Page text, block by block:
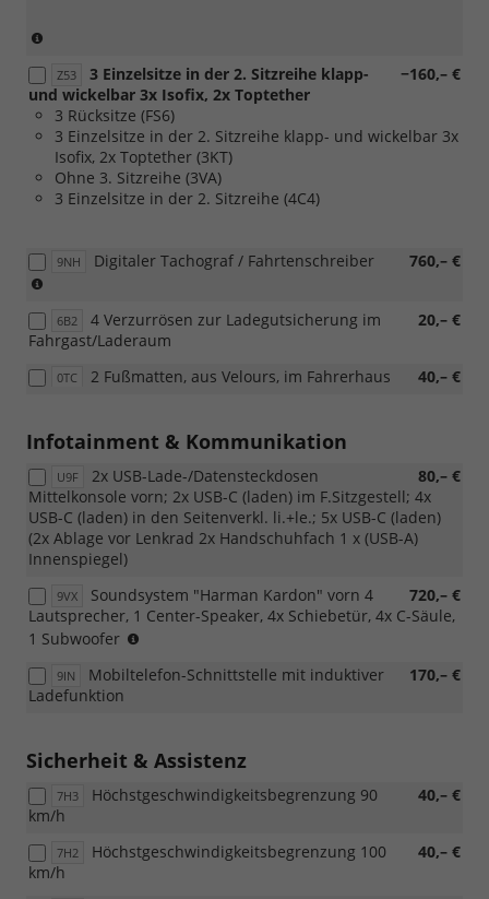
Verbindung
mit
[Z08]
Exterieurpaket
''PanAmericana'')
Z53 −160,– €
3 Einzelsitze in der 2. Sitzreihe klapp-
und wickelbar 3x Isofix, 2x Toptether
3 Rücksitze (FS6)
3 Einzelsitze in der 2. Sitzreihe klapp- und wickelbar 3x
Isofix, 2x Toptether (3KT)
Ohne 3. Sitzreihe (3VA)
3 Einzelsitze in der 2. Sitzreihe (4C4)
9NH 760,– €
Digitaler Tachograf / Fahrtenschreiber
Verbindung
mit
Dachkonsole,
1-
DIN-
Fach
z.
B.
für
Fahrtenschreiber
/
Tachograph
und
AGM-
Fahrzeugbatterie
oder
2.
Ah,
6B2 20,– €
4 Verzurrösen zur Ladegutsicherung im
Fahrgast/Laderaum
0TC 40,– €
2 Fußmatten, aus Velours, im Fahrerhaus
Infotainment & Kommunikation
U9F 80,– €
2x USB-Lade-/Datensteckdosen
Mittelkonsole vorn; 2x USB-C (laden) im F.Sitzgestell; 4x
USB-C (laden) in den Seitenverkl. li.+le.; 5x USB-C (laden)
(2x Ablage vor Lenkrad 2x Handschuhfach 1 x (USB-A)
Innenspiegel)
9VX 720,– €
Soundsystem "Harman Kardon" vorn 4
Lautsprecher, 1 Center-Speaker, 4x Schiebetür, 4x C-Säule,
1 Subwoofer
Verbindung
mit
Schließ-
Startsystem
"Keyless
9IN 170,– €
Mobiltelefon-Schnittstelle mit induktiver
Ladefunktion
Sicherheit & Assistenz
7H3 40,– €
Höchstgeschwindigkeitsbegrenzung 90
km/h
7H2 40,– €
Höchstgeschwindigkeitsbegrenzung 100
km/h